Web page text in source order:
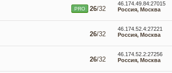
PRO 26/32
46.174.49.84:27015
Россия, Москва
26/32
46.174.52.4:27221
Россия, Москва
26/32
46.174.52.2:27256
Россия, Москва